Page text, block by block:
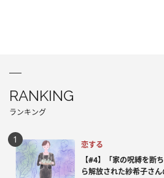
RANKING
ランキング
恋する
【#4】「家の呪縛を断
ら解放された紗希子さん